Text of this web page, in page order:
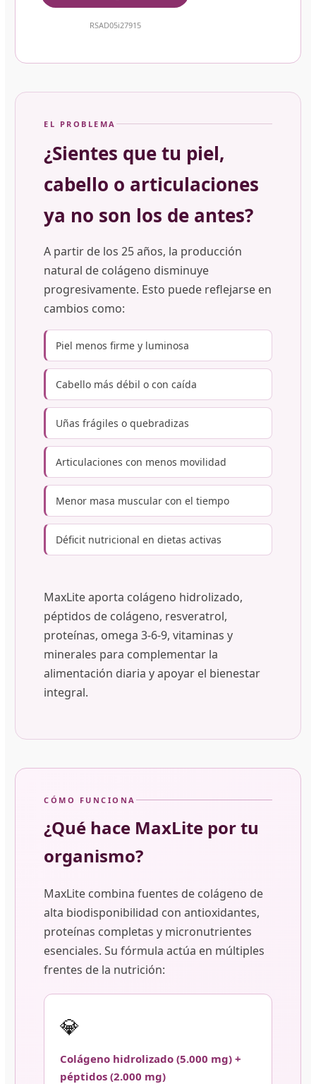
RSAD05i27915
EL PROBLEMA
¿Sientes que tu piel,
cabello o articulaciones
ya no son los de antes?
A partir de los 25 años, la producción
natural de colágeno disminuye
progresivamente. Esto puede reflejarse en
cambios como:
Piel menos firme y luminosa
Cabello más débil o con caída
Uñas frágiles o quebradizas
Articulaciones con menos movilidad
Menor masa muscular con el tiempo
Déficit nutricional en dietas activas
MaxLite aporta colágeno hidrolizado,
péptidos de colágeno, resveratrol,
proteínas, omega 3-6-9, vitaminas y
minerales para complementar la
alimentación diaria y apoyar el bienestar
integral.
CÓMO FUNCIONA
¿Qué hace MaxLite por tu
organismo?
MaxLite combina fuentes de colágeno de
alta biodisponibilidad con antioxidantes,
proteínas completas y micronutrientes
esenciales. Su fórmula actúa en múltiples
frentes de la nutrición:
💎
Colágeno hidrolizado (5.000 mg) +
péptidos (2.000 mg)